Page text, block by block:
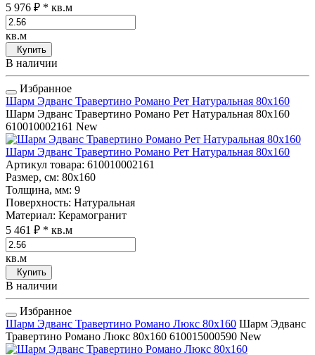
5 976 ₽ * кв.м
кв.м
Купить
В наличии
Избранное
Шарм Эдванс Травертино Романо Рет Натуральная 80x160
Шарм Эдванс Травертино Романо Рет Натуральная 80x160
610010002161 New
Шарм Эдванс Травертино Романо Рет Натуральная 80x160
Артикул товара: 610010002161
Размер, см: 80x160
Толщина, мм: 9
Поверхность: Натуральная
Материал: Керамогранит
5 461 ₽ * кв.м
кв.м
Купить
В наличии
Избранное
Шарм Эдванс Травертино Романо Люкс 80x160 Шарм Эдванс
Травертино Романо Люкс 80x160 610015000590 New